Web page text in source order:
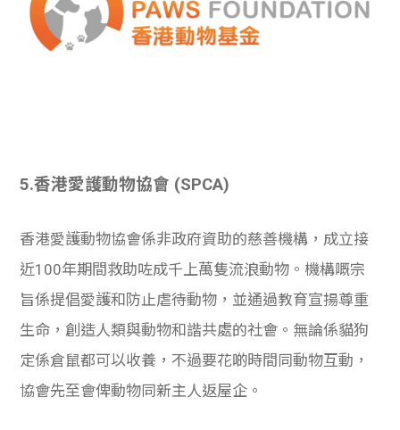
5.香港愛護動物協會 (SPCA)
香港愛護動物協會係非政府資助的慈善機構，成立接
近100年期間救助咗成千上萬隻流浪動物。機構嘅宗
旨係提倡愛護和防止虐待動物，並通過教育宣揚尊重
生命，創造人類與動物和諧共處的社會。無論係貓狗
定係倉鼠都可以收養，不過要花啲時間同動物互動，
協會先至會俾動物同新主人返屋企。